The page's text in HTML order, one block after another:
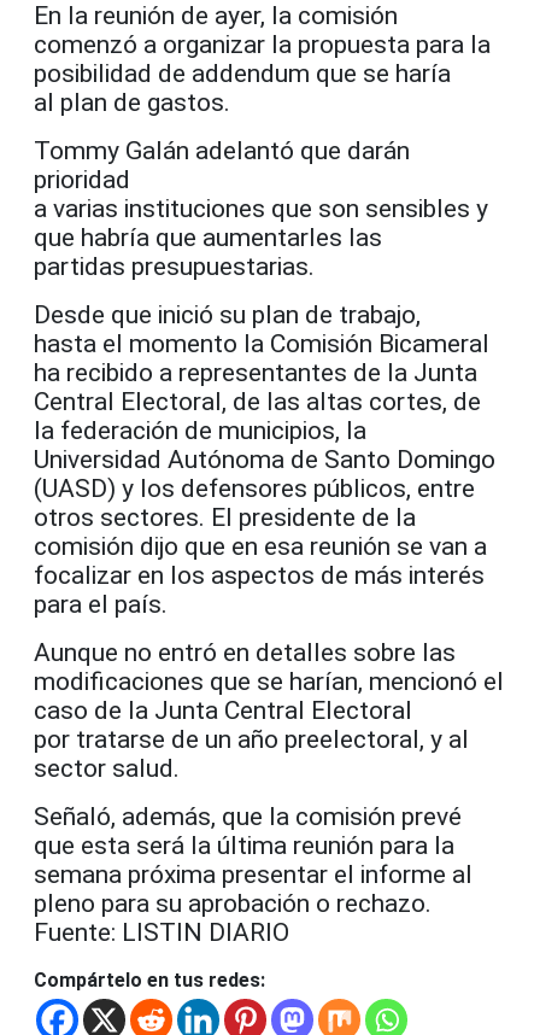
En la reunión de ayer, la comisión
comenzó a organizar la propuesta para la
posibilidad de addendum que se haría
al plan de gastos.
Tommy Galán adelantó que darán
prioridad
a varias instituciones que son sensibles y
que habría que aumentarles las
partidas presupuestarias.
Desde que inició su plan de trabajo,
hasta el momento la Comisión Bicameral
ha recibido a representantes de la Junta
Central Electoral, de las altas cortes, de
la federación de municipios, la
Universidad Autónoma de Santo Domingo
(UASD) y los defensores públicos, entre
otros sectores. El presidente de la
comisión dijo que en esa reunión se van a
focalizar en los aspectos de más interés
para el país.
Aunque no entró en detalles sobre las
modificaciones que se harían, mencionó el
caso de la Junta Central Electoral
por tratarse de un año preelectoral, y al
sector salud.
Señaló, además, que la comisión prevé
que esta será la última reunión para la
semana próxima presentar el informe al
pleno para su aprobación o rechazo.
Fuente: LISTIN DIARIO
Compártelo en tus redes: